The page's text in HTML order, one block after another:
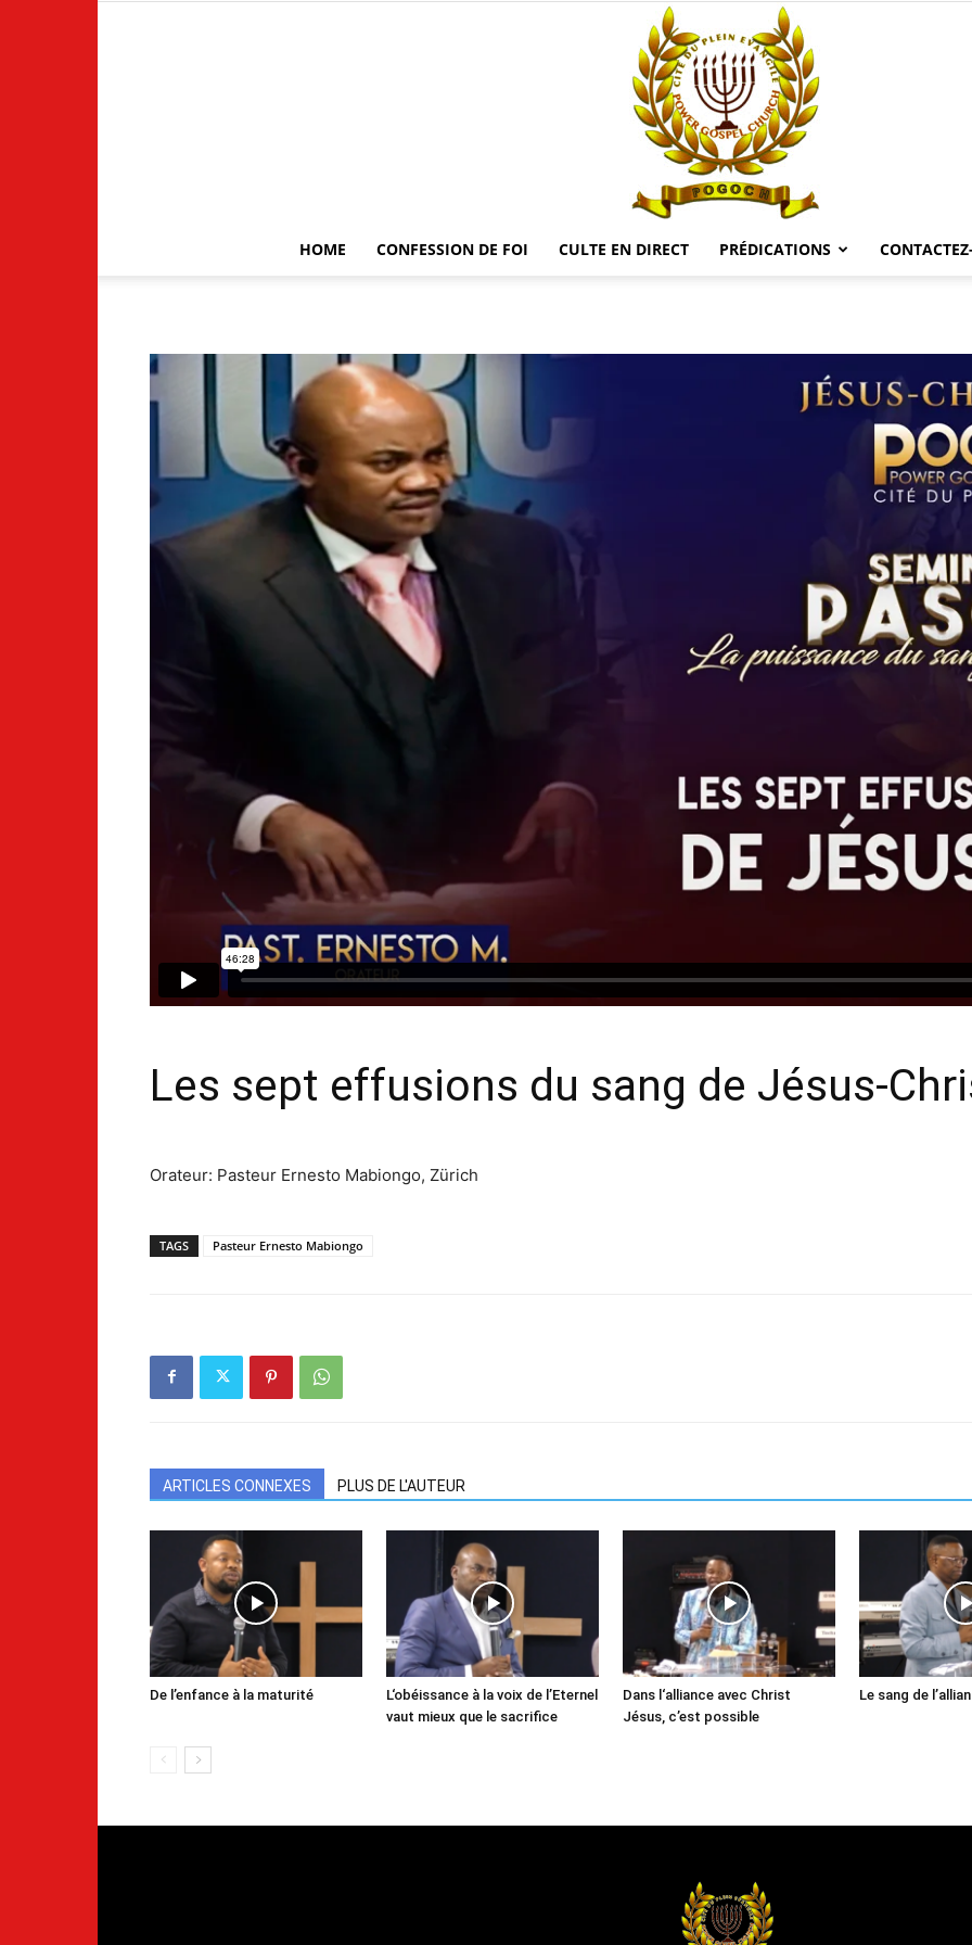
HOME CONFESSION DE FOI CULTE EN DIRECT PRÉDICATIONS
Les sept effusions du sang de Jésus-
Orateur: Pasteur Ernesto Mabiongo, Zürich
TAGS Pasteur Ernesto Mabiongo
ARTICLES CONNEXES PLUS DE L'AUTEUR
De l’enfance à la maturité
L‘obéissance à la voix de l’Eternel
vaut mieux que le sacrifice
Dans l‘alliance avec Christ
Jésus, c’est possible
Le sang de